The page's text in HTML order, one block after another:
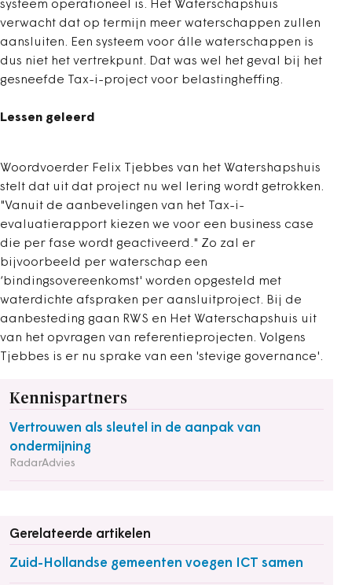
systeem operationeel is. Het Waterschapshuis
verwacht dat op termijn meer waterschappen zullen
aansluiten. Een systeem voor álle waterschappen is
dus niet het vertrekpunt. Dat was wel het geval bij het
gesneefde Tax-i-project voor belastingheffing.
Lessen geleerd
Woordvoerder Felix Tjebbes van het Watershapshuis
stelt dat uit dat project nu wel lering wordt getrokken.
"Vanuit de aanbevelingen van het Tax-i-
evaluatierapport kiezen we voor een business case
die per fase wordt geactiveerd." Zo zal er
bijvoorbeeld per waterschap een
‘bindingsovereenkomst' worden opgesteld met
waterdichte afspraken per aansluitproject. Bij de
aanbesteding gaan RWS en Het Waterschapshuis uit
van het opvragen van referentieprojecten. Volgens
Tjebbes is er nu sprake van een 'stevige governance'.
Kennispartners
Vertrouwen als sleutel in de aanpak van
ondermijning
RadarAdvies
Gerelateerde artikelen
Zuid-Hollandse gemeenten voegen ICT samen